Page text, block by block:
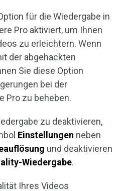
für die Wiedergabe in
Pro aktiviert, um Ihnen
zu erleichtern. Wenn
der abgehackten
Sie diese Option
bei der
Pro zu beheben.
zu deaktivieren,
Einstellungen neben
und deaktivieren
Wiedergabe.
Ihres Videos